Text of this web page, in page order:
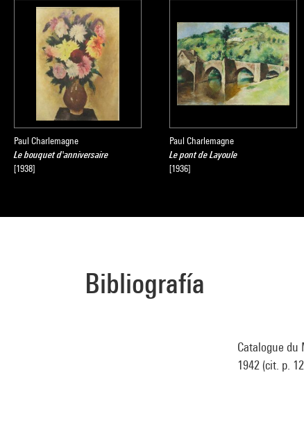
Paul Charlemagne
Le bouquet d'anniversaire
[1938]
Paul Charlemagne
Le pont de Layoule
[1936]
Bibliografía
Catalogue du
1942 (cit. p.